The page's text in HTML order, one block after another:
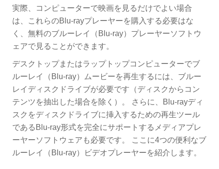
実際、コンピューターで映画を見るだけでよい場合
は、これらのBlu-rayプレーヤーを購入する必要はな
く、無料のブルーレイ（Blu-ray）プレーヤーソフトウ
ェアで見ることができます。
デスクトップまたはラップトップコンピューターでブ
ルーレイ（Blu-ray）ムービーを再生するには、ブルー
レイディスクドライブが必要です（ディスクからコン
テンツを抽出した場合を除く）。 さらに、Blu-rayディ
スクをディスクドライブに挿入するための再生ツール
であるBlu-ray形式を完全にサポートするメディアプレ
ーヤーソフトウェアも必要です。 ここに4つの便利なブ
ルーレイ（Blu-ray）ビデオプレーヤーを紹介します。